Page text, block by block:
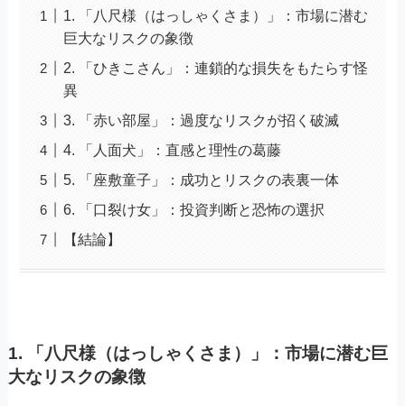
1. 「八尺様（はっしゃくさま）」：市場に潜む
巨大なリスクの象徴
2. 「ひきこさん」：連鎖的な損失をもたらす怪
異
3. 「赤い部屋」：過度なリスクが招く破滅
4. 「人面犬」：直感と理性の葛藤
5. 「座敷童子」：成功とリスクの表裏一体
6. 「口裂け女」：投資判断と恐怖の選択
【結論】
1.
「八尺様（はっしゃくさま）」：市場に潜む巨
大なリスクの象徴